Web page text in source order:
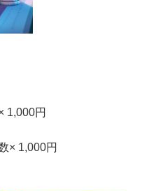
1,000円
× 1,000円